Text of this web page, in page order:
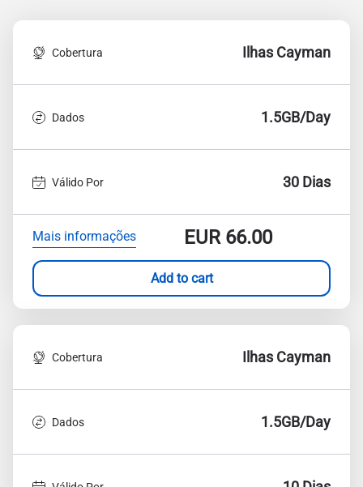
Cobertura Ilhas Cayman
Dados 1.5GB/Day
Válido Por 30 Dias
Mais informações EUR66.00
Add to cart
Cobertura Ilhas Cayman
Dados 1.5GB/Day